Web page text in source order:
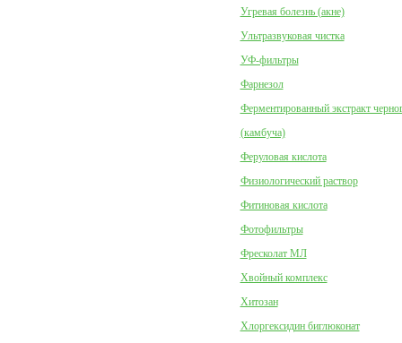
Угревая болезнь (акне)
Ультразвуковая чистка
УФ-фильтры
Фарнезол
Ферментированный экстракт
(камбуча)
Феруловая кислота
Физиологический раствор
Фитиновая кислота
Фотофильтры
Фресколат МЛ
Хвойный комплекс
Хитозан
Хлоргексидин биглюконат